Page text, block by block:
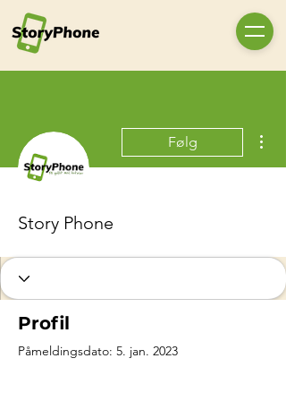
Følg
Story Phone
Profil
Påmeldingsdato: 5. jan. 2023